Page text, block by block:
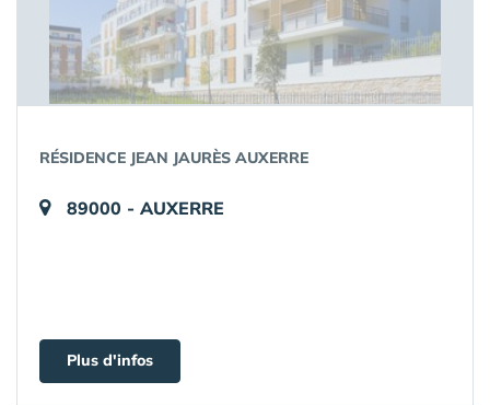
RÉSIDENCE JEAN JAURÈS AUXERRE
89000 - AUXERRE
Plus d'infos